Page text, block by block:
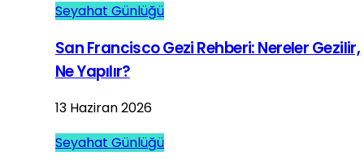
Seyahat Günlüğü
San Francisco Gezi Rehberi: Nereler Gezilir,
Ne Yapılır?
13 Haziran 2026
Seyahat Günlüğü